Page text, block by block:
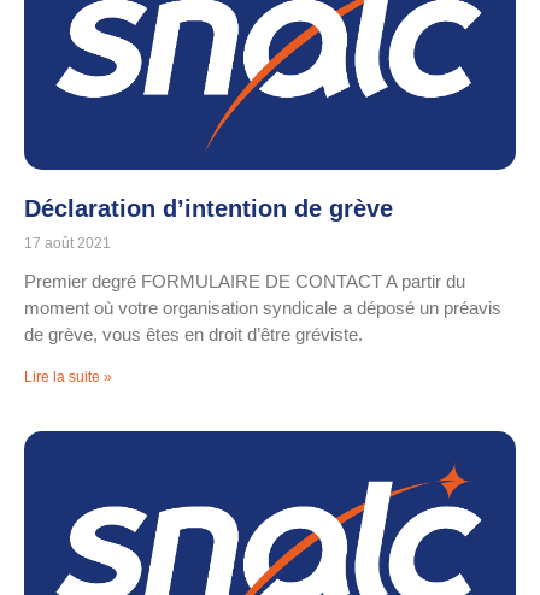
Déclaration d’intention de grève
17 août 2021
Premier degré FORMULAIRE DE CONTACT A partir du
moment où votre organisation syndicale a déposé un préavis
de grève, vous êtes en droit d’être gréviste.
Lire la suite »